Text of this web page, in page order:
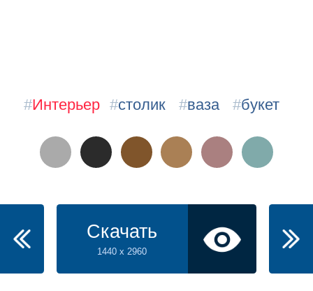
#Интерьер #столик #ваза #букет
Скачать
1440 x 2960